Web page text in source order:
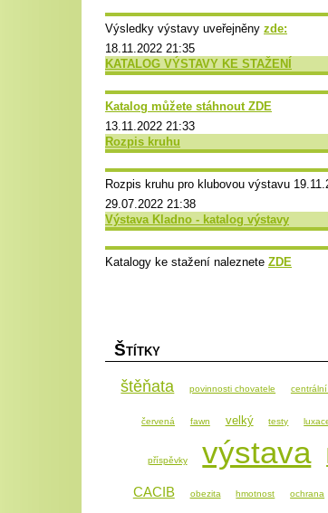
Výsledky výstavy uveřejněny zde:
18.11.2022 21:35
KATALOG VÝSTAVY KE STAŽENÍ
Katalog můžete stáhnout ZDE
13.11.2022 21:33
Rozpis kruhu
Rozpis kruhu pro klubovou výstavu
29.07.2022 21:38
Výstava Kladno - katalog výstavy
Katalogy ke stažení naleznete ZDE
ŠTÍTKY
štěňata povinnosti chovatele
červená fawn velký testy
příspěvky výstava
CACIB obezita hmotnost ochrana